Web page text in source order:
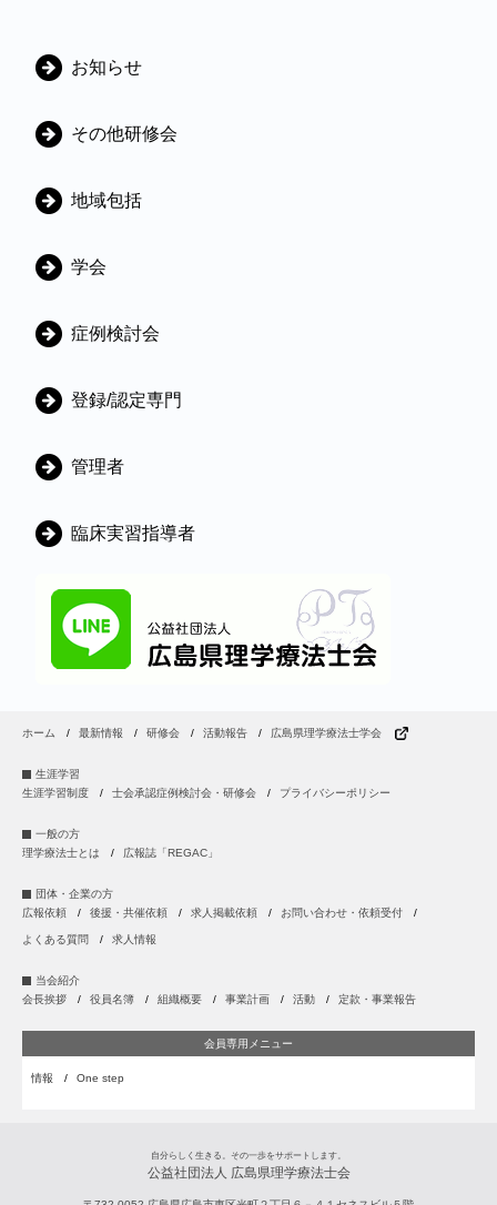
カ
ゴ
お知らせ
その他研修会
地域包括
学会
症例検討会
登録/認定専門
管理者
臨床実習指導者
ホーム 最新情報 研修会 活動報告 広島県理学療法士学会
生涯学習
生涯学習制度
士会承認症例検討会・研修会 プライバシーポリシー
一般の方
理学療法士とは
広報誌「REGAC」
団体・企業の方
広報依頼
後援・共催依頼 求人掲載依頼 お問い合わせ・依頼受付
よくある質問 求人情報
当会紹介
会長挨拶
役員名簿 組織概要 事業計画 活動 定款・事業報告
会員専用メニュー
情報 One step
自分らしく生きる。その一歩をサポートします。
公益社団法人 広島県理学療法士会